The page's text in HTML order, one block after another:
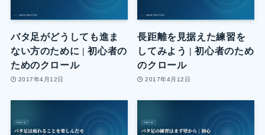
バタ足がどうしても進ま
ない方のために | 初心者の
ためのクロール
2017年4月12日
長距離を見据えた練習を
してみよう | 初心者のため
のクロール
2017年4月12日